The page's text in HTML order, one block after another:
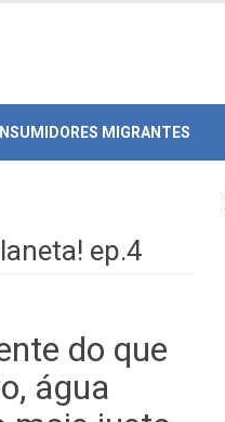
MIGRANTES
ep.4
do que
água